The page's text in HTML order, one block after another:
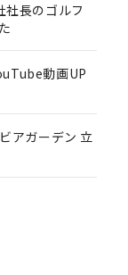
社長のゴルフ
動画UP
ガーデン 立